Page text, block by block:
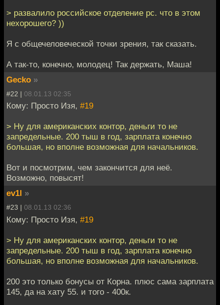
> развалило российское отделение рс. что в этом
нехорошего? ))
Я с общечеловеческой точки зрения, так сказать.
А так-то, конечно, молодец! Так держать, Маша!
Gecko »
#22 | 08.01.13 02:35
Кому: Просто Изя, #19
> Ну для американских контор, деньги то не
запредельные. 200 тыш в год, зарплата конечно
большая, но вполне возможная для начальников.
Вот и посмотрим, чем закончится для неё.
Возможно, повысят!
ev1l »
#23 | 08.01.13 02:36
Кому: Просто Изя, #19
> Ну для американских контор, деньги то не
запредельные. 200 тыш в год, зарплата конечно
большая, но вполне возможная для начальников.
200 это только бонусы от Корна. плюс сама зарплата
145, да на хату 55. и того - 400к.